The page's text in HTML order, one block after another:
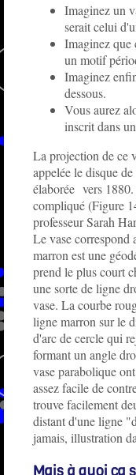
Imaginez un
serait celui
Imaginez que
un motif
Imaginez
dessous.
Vous aurez
inscrit dans
La projection de ce
appelée le disque
élaborée vers
compliqué (Figure
professeur Sarah
Le vase correspond
marron est une
prend le plus court
une sorte de ligne
vase. La courbe
ligne marron sur le
d'arc de cercle qui
formant un angle
vase parabolique
assez facile de
trouve facilement
distant d'une ligne
jamais, illustration
Mais à quoi ça